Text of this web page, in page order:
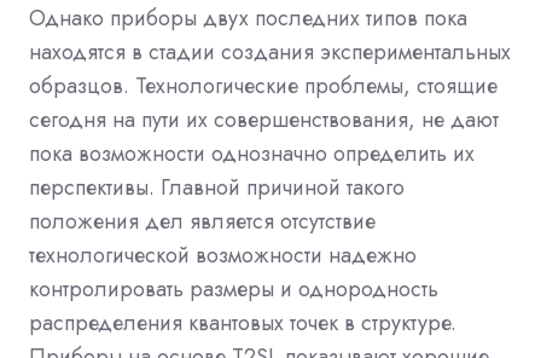
Однако приборы двух последних типов пока
находятся в стадии создания экспериментальных
образцов. Технологические проблемы, стоящие
сегодня на пути их совершенствования, не дают
пока возможности однозначно определить их
перспективы. Главной причиной такого
положения дел является отсутствие
технологической возможности надежно
контролировать размеры и однородность
распределения квантовых точек в структуре.